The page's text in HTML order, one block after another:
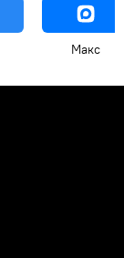
Макс